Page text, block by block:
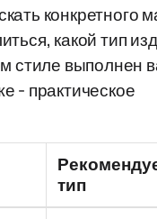
конкретного
какой тип
стиле выполнен
- практическое
тип